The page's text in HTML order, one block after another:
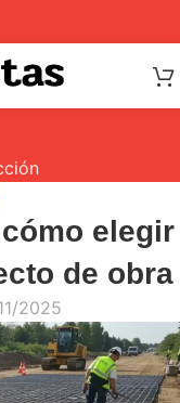
elegir
de obra
2025